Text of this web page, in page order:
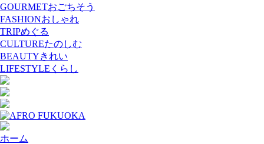
GOURMETおごちそう
FASHIONおしゃれ
TRIPめぐる
CULTUREたのしむ
BEAUTYきれい
LIFESTYLE くらし
ホーム